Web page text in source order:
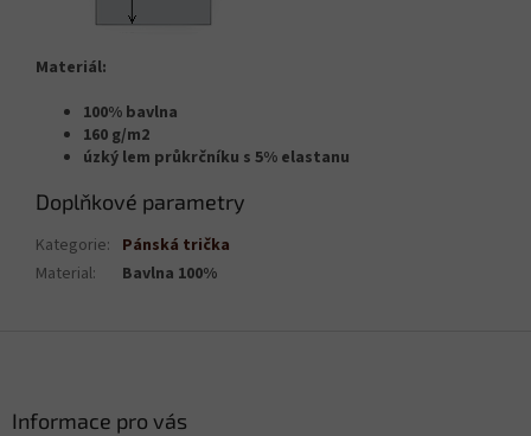
Materiál:
100% bavlna
160 g/m2
úzký lem průkrčníku s 5% elastanu
Doplňkové parametry
Kategorie: Pánská trička
Material: Bavlna 100%
Informace pro vás